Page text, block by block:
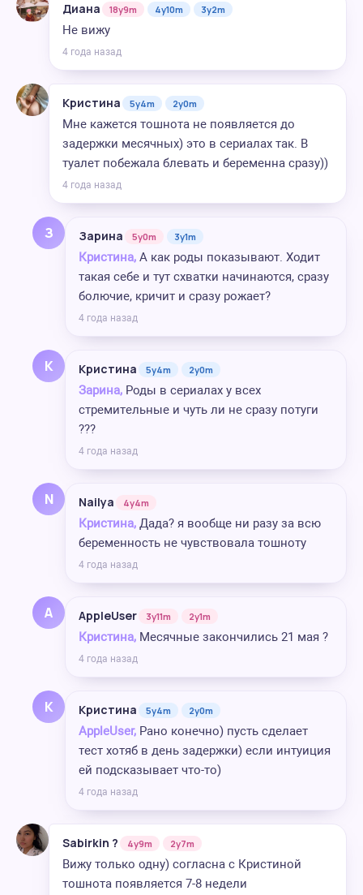
Диана 18y9m 4y10m 3y2m
Не вижу
4 года назад
Кристина 5y4m 2y0m
Мне кажется тошнота не появляется до
задержки месячных) это в сериалах так. В
туалет побежала блевать и беременна сразу))
4 года назад
З Зарина 5y0m 3y1m
Кристина, А как роды показывают. Ходит
такая себе и тут схватки начинаются, сразу
болючие, кричит и сразу рожает?
4 года назад
К Кристина 5y4m 2y0m
Зарина, Роды в сериалах у всех
стремительные и чуть ли не сразу потуги
???
4 года назад
N Nailya 4y4m
Кристина, Дада? я вообще ни разу за всю
беременность не чувствовала тошноту
4 года назад
A AppleUser 3y11m 2y1m
Кристина, Месячные закончились 21 мая ?
4 года назад
К Кристина 5y4m 2y0m
AppleUser, Рано конечно) пусть сделает
тест хотяб в день задержки) если интуиция
ей подсказывает что-то)
4 года назад
Sаbirkin ? 4y9m 2y7m
Вижу только одну) согласна с Кристиной
тошнота появляется 7-8 недели